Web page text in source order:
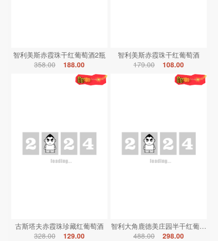
智利美斯赤霞珠干红葡萄酒2瓶
358.00
188.00
智利美斯赤霞珠干红葡萄酒
179.00
108.00
古斯塔夫赤霞珠珍藏红葡萄酒
328.00
129.00
智利大角鹿德美庄园半干红葡萄酒
488.00
298.00